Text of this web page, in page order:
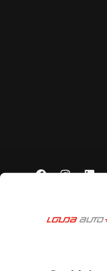
© 2026 Louda
This site is